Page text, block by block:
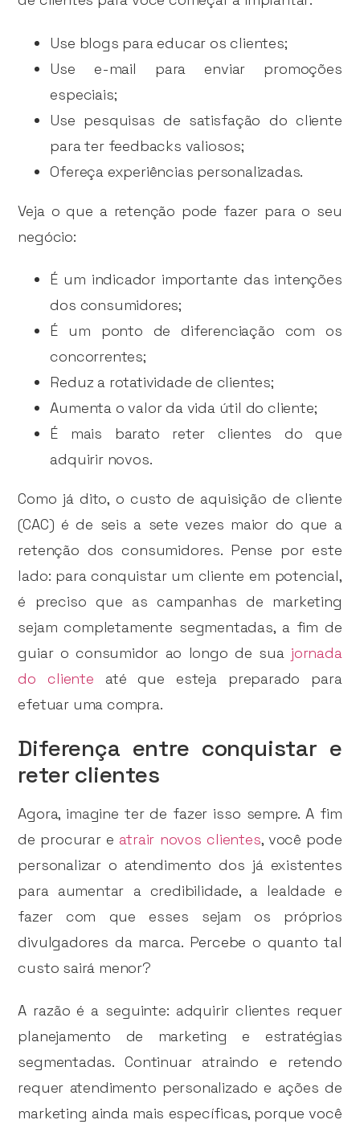
Use blogs para educar os clientes;
Use e-mail para enviar promoções
especiais;
Use pesquisas de satisfação do cliente
para ter feedbacks valiosos;
Ofereça experiências personalizadas.
Veja o que a retenção pode fazer para o seu
negócio:
É um indicador importante das intenções
dos consumidores;
É um ponto de diferenciação com os
concorrentes;
Reduz a rotatividade de clientes;
Aumenta o valor da vida útil do cliente;
É mais barato reter clientes do que
adquirir novos.
Como já dito, o custo de aquisição de cliente
(CAC) é de seis a sete vezes maior do que a
retenção dos consumidores. Pense por este
lado: para conquistar um cliente em potencial,
é preciso que as campanhas de marketing
sejam completamente segmentadas, a fim de
guiar o consumidor ao longo de sua jornada
do cliente até que esteja preparado para
efetuar uma compra.
Diferença entre conquistar e
reter clientes
Agora, imagine ter de fazer isso sempre. A fim
de procurar e atrair novos clientes, você pode
personalizar o atendimento dos já existentes
para aumentar a credibilidade, a lealdade e
fazer com que esses sejam os próprios
divulgadores da marca. Percebe o quanto tal
custo sairá menor?
A razão é a seguinte: adquirir clientes requer
planejamento de marketing e estratégias
segmentadas. Continuar atraindo e retendo
requer atendimento personalizado e ações de
marketing ainda mais específicas, porque você